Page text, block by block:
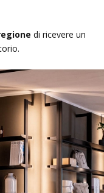
di ricevere un